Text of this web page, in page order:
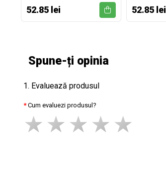
52.85 lei 52.85 lei
Spune-ți opinia
1. Evaluează produsul
Cum evaluezi produsul?